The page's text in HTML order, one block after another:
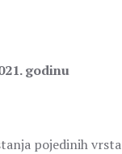
godinu
pojedinih vrsta